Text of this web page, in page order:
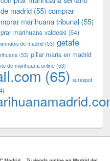
madrid (55) comprar
marihuana tribunal (55)
marihuana valdeski (54)
de madrid(53) getafe
(53) pillar maria en madrid
de marihuana online (53)
(65) surespot